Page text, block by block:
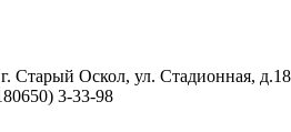
Старый Оскол, ул. Стадионная,
3-33-98